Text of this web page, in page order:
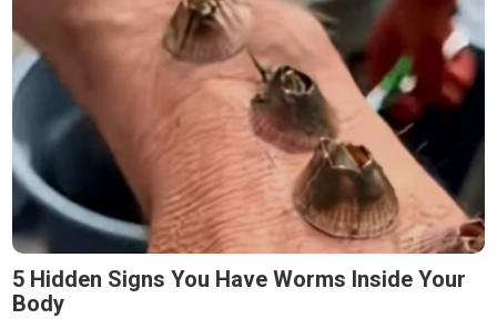
5 Hidden Signs You Have Worms Inside Your
Body